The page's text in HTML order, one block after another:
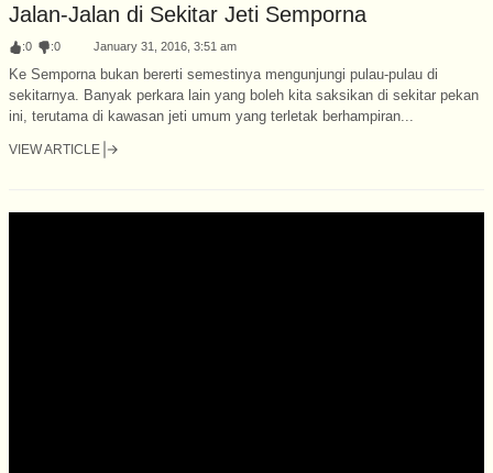
Jalan-Jalan di Sekitar Jeti Semporna
:0 :0 January 31, 2016, 3:51 am
Ke Semporna bukan bererti semestinya mengunjungi pulau-pulau di
sekitarnya. Banyak perkara lain yang boleh kita saksikan di sekitar pekan
ini, terutama di kawasan jeti umum yang terletak berhampiran...
VIEW ARTICLE